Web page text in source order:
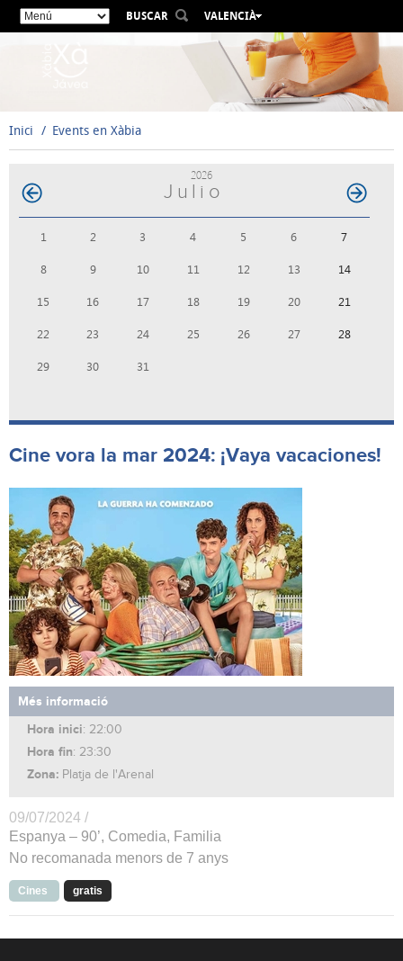
BUSCAR
VALENCIÀ
ESPAÑOL
ENGLISH
FRANÇAIS
Inici Events en Xàbia
2026
Julio
1 2 3 4 5 6 7
8 9 10 11 12 13 14
15 16 17 18 19 20 21
22 23 24 25 26 27 28
29 30 31
Cine vora la mar 2024: ¡Vaya vacaciones!
Més informació
Hora inici: 22:00
Hora fin: 23:30
Zona: Platja de l'Arenal
09/07/2024 /
Espanya – 90’, Comedia, Familia
No recomanada menors de 7 anys
Cines gratis